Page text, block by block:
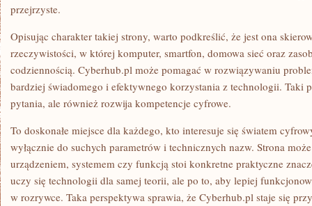
przejrzyste.
Opisując charakter takiej strony, warto podkreślić, że jest ona
rzeczywistości, w której komputer, smartfon, domowa sieć oraz
codziennością. Cyberhub.pl może pomagać w rozwiązywaniu
bardziej świadomego i efektywnego korzystania z technologii. Taki
pytania, ale również rozwija kompetencje cyfrowe.
To doskonałe miejsce dla każdego, kto interesuje się światem
wyłącznie do suchych parametrów i technicznych nazw. Strona
urządzeniem, systemem czy funkcją stoi konkretne praktyczne
uczy się technologii dla samej teorii, ale po to, aby lepiej
w rozrywce. Taka perspektywa sprawia, że Cyberhub.pl staje się